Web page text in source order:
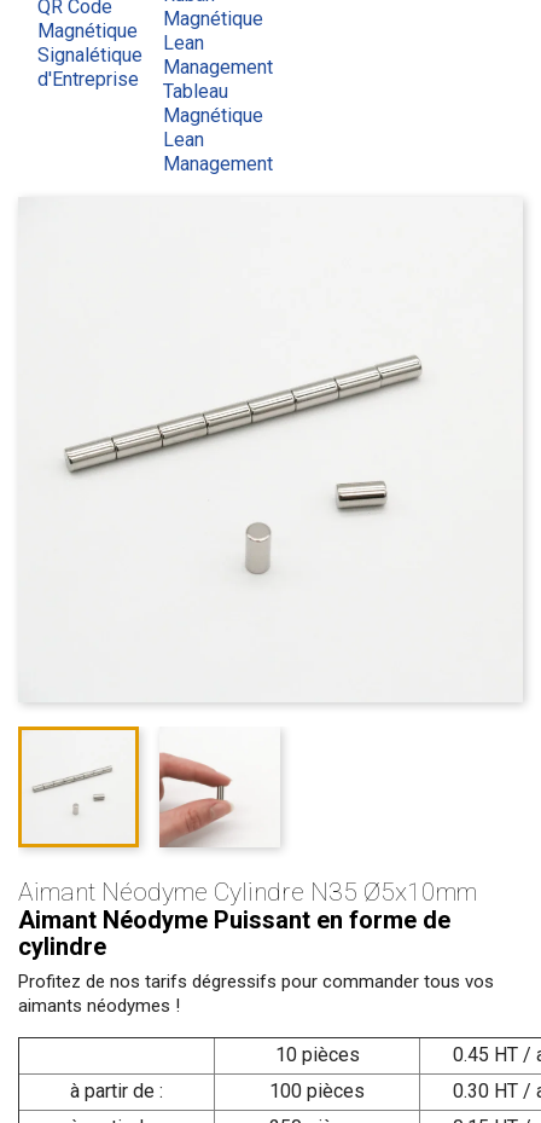
QR Code
Magnétique
Signalétique
d'Entreprise
Magnétique
Lean
Management
Tableau
Magnétique
Lean
Management
Aimant Néodyme Cylindre N35 Ø5x10mm
Aimant Néodyme Puissant en forme de
cylindre
Profitez de nos tarifs dégressifs pour commander tous vos
aimants néodymes !
10 pièces
0.45 HT /
à partir de :
100 pièces
0.30 HT /